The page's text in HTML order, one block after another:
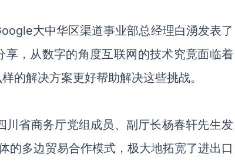
大中华区渠道事业部总经理白湧发表了
享，从数字的角度互联网的技术究竟面临着
的解决方案更好帮助解决这些挑战。
省商务厅党组成员、副厅长杨春轩先生发
的多边贸易合作模式，极大地拓宽了进出口